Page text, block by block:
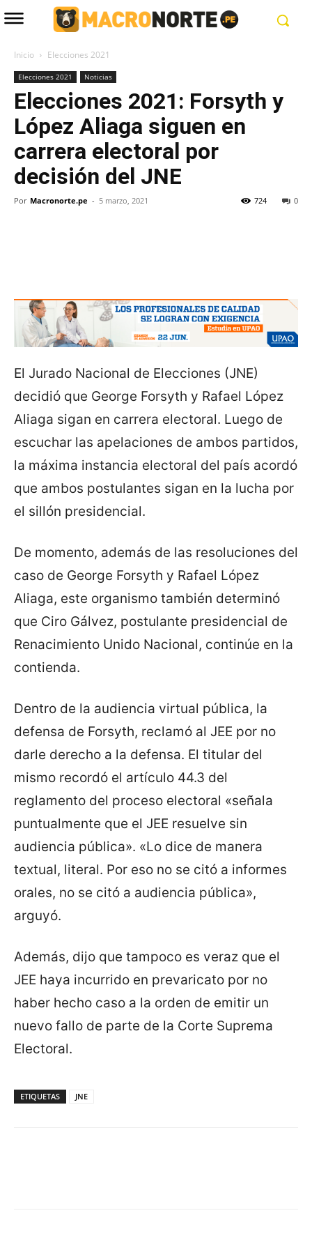
Inicio Elecciones 2021
Elecciones 2021 Noticias
Elecciones 2021: Forsyth y
López Aliaga siguen en
carrera electoral por
decisión del JNE
Por Macronorte.pe - 5 marzo, 2021 0
724
El Jurado Nacional de Elecciones (JNE)
decidió que George Forsyth y Rafael López
Aliaga sigan en carrera electoral. Luego de
escuchar las apelaciones de ambos partidos,
la máxima instancia electoral del país acordó
que ambos postulantes sigan en la lucha por
el sillón presidencial.
De momento, además de las resoluciones del
caso de George Forsyth y Rafael López
Aliaga, este organismo también determinó
que Ciro Gálvez, postulante presidencial de
Renacimiento Unido Nacional, continúe en la
contienda.
Dentro de la audiencia virtual pública, la
defensa de Forsyth, reclamó al JEE por no
darle derecho a la defensa. El titular del
mismo recordó el artículo 44.3 del
reglamento del proceso electoral «señala
puntualmente que el JEE resuelve sin
audiencia pública». «Lo dice de manera
textual, literal. Por eso no se citó a informes
orales, no se citó a audiencia pública»,
arguyó.
Además, dijo que tampoco es veraz que el
JEE haya incurrido en prevaricato por no
haber hecho caso a la orden de emitir un
nuevo fallo de parte de la Corte Suprema
Electoral.
ETIQUETAS JNE